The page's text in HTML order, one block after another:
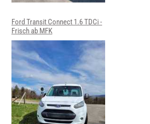
Ford Transit Connect 1.6 TDCi -
Frisch ab MFK